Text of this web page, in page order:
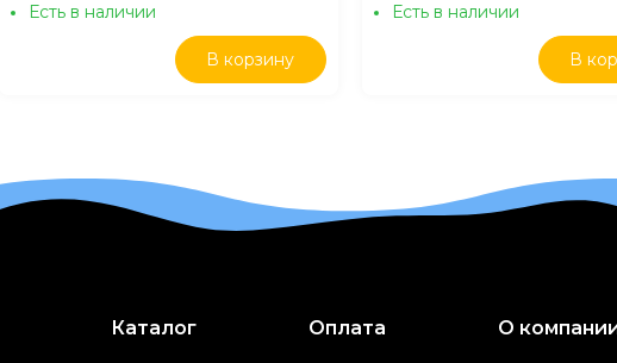
Есть в наличии
В корзину
Есть в наличии
В
Каталог Оплата О